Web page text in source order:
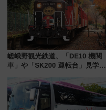
嵯峨野観光鉄道、「DE10 機関
車」や「SK200 運転台」見学ツ
トの一環で激レア体験できちゃ
うかも 参加方法やスケジュール
をご紹介